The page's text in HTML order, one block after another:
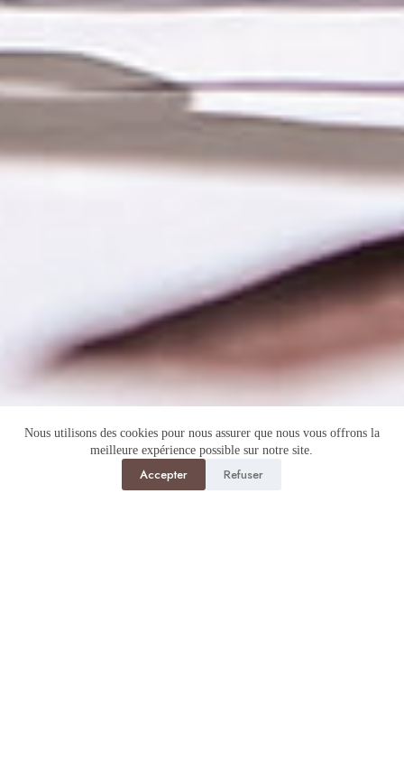
Nous utilisons des cookies pour nous assurer que nous vous offrons la
meilleure expérience possible sur notre site.
Accepter Refuser